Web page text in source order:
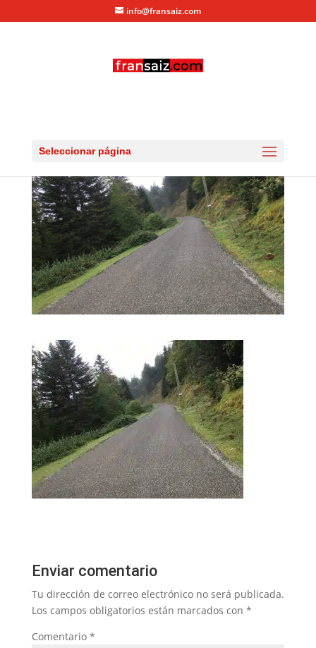
info@fransaiz.com
Seleccionar página
Enviar comentario
Tu dirección de correo electrónico no será publicada.
Los campos obligatorios están marcados con *
Comentario *